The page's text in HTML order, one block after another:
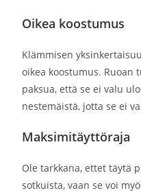
Oikea koostumus
Klämmisen
oikea koostumus. Ruoan
paksua, että se ei valu
nestemäistä, jotta se ei
Maksimitäyttöraja
Ole tarkkana, ettet täytä
sotkuista, vaan se voi